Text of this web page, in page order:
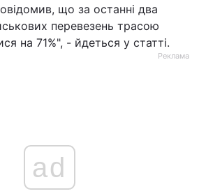
що за останні два
перевезень трасою
на 71%", - йдеться у статті.
Реклама
ad